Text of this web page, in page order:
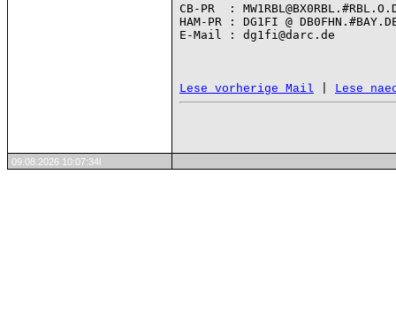
CB-PR  :
HAM-PR : DG1FI @
E-Mail : dg1fi@darc.de
Lese vorherige Mail Lese
09.08.2026 10:07:34l